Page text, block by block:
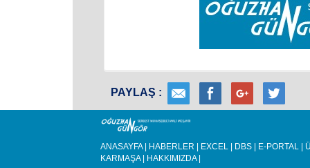
PAYLAŞ :
ANASAYFA| HABERLER | EXCEL | DBS | E-PORTAL |
KARMAŞA| HAKKIMIZDA|